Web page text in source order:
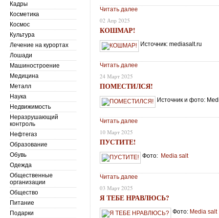
Читать далее
02 Апр 2025
КОШМАР!
Источник: mediasalt.ru
Читать далее
24 Март 2025
ПОМЕСТИЛСЯ!
Источник и фото:
Читать далее
10 Март 2025
ПУСТИТЕ!
Фото: Media salt
Читать далее
03 Март 2025
Я ТЕБЕ НРАВЛЮСЬ?
Фото: Media salt
Кадры
Косметика
Космос
Культура
Лечение на курортах
Лошади
Машиностроение
Медицина
Металл
Наука
Недвижимость
Неразрушающий
контроль
Нефтегаз
Образование
Обувь
Одежда
Общественные
организации
Общество
Питание
Подарки